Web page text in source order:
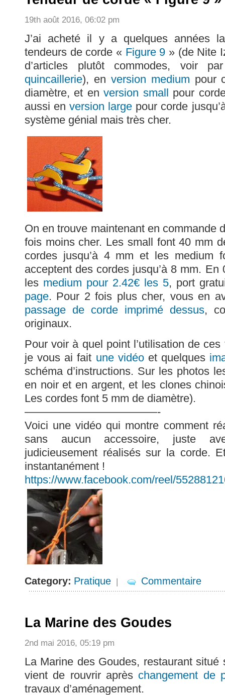
19th août 2016, 06:02 pm
J’ai acheté il y a quelques années
tendeurs de corde « Figure 9 » (de Nite
d’articles plutôt commodes, voir
quincaillerie), en version medium pour
diamètre, et enversion small pour
aussi enversion large pour corde
système génial mais très cher.
On en trouve maintenant en commande
fois moins cher. Les small font 40 mm
cordes jusqu’à 4 mm et les medium
acceptent des cordes jusqu’à 8 mm. En
les medium pour 2.42€ les 5, port
page. Pour 2 fois plus cher, vous en
passage de corde imprimé dessus,
originaux.
Pour voir à quel point l’utilisation de
je vous ai fait une vidéoet quelques
schéma d’instructions. Sur les photos
en noir et en argent, et les clones
Les cordes font 5 mm de diamètre).
————————————-
Voici une vidéo qui montre comment
sans aucun accessoire, juste
judicieusement réalisés sur la corde.
instantanément !
https://www.facebook.com/reel/
Category: Pratique | Commentaire
La Marine des Goudes
2nd mai 2016, 05:19 pm
La Marine des Goudes, restaurant
vient de rouvrir après changement de
travaux d’aménagement.